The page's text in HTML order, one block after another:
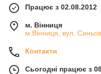
Працює з 02.08.2012
м. Вінниця
м.Вінниця, вул.
Контакти
Сьогодні працює з